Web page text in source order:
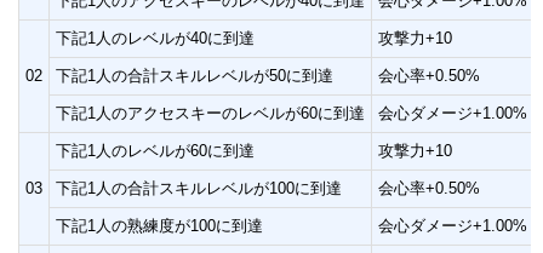
02
下記1人のレベルが40に到達 攻撃力+10
下記1人の合計スキルレベルが50に到達 会心率+0.50%
下記1人のアクセスキーのレベルが60に到達 会心ダメージ+1.00%
03
下記1人のレベルが60に到達 攻撃力+10
下記1人の合計スキルレベルが100に到達 会心率+0.50%
下記1人の熟練度が100に到達 会心ダメージ+1.00%